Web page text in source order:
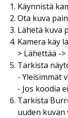
Käynnistä
Ota kuva
Lähetä kuva
Kamera käy
> Lähettää -
Tarkista
- Yleisimmät
- Jos koodia
Tarkista
uuden kuvan